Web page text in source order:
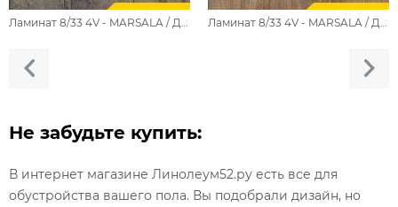
Не забудьте купить:
В интернет магазине Линолеум52.ру есть все для
обустройства вашего пола. Вы подобрали дизайн, но